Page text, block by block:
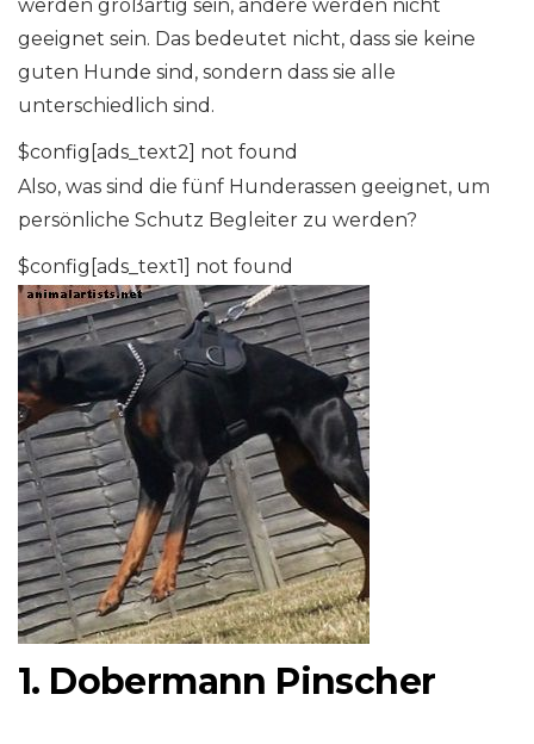
werden großartig sein, andere werden nicht
geeignet sein. Das bedeutet nicht, dass sie keine
guten Hunde sind, sondern dass sie alle
unterschiedlich sind.
$config[ads_text2] not found
Also, was sind die fünf Hunderassen geeignet, um
persönliche Schutz Begleiter zu werden?
$config[ads_text1] not found
1. Dobermann Pinscher